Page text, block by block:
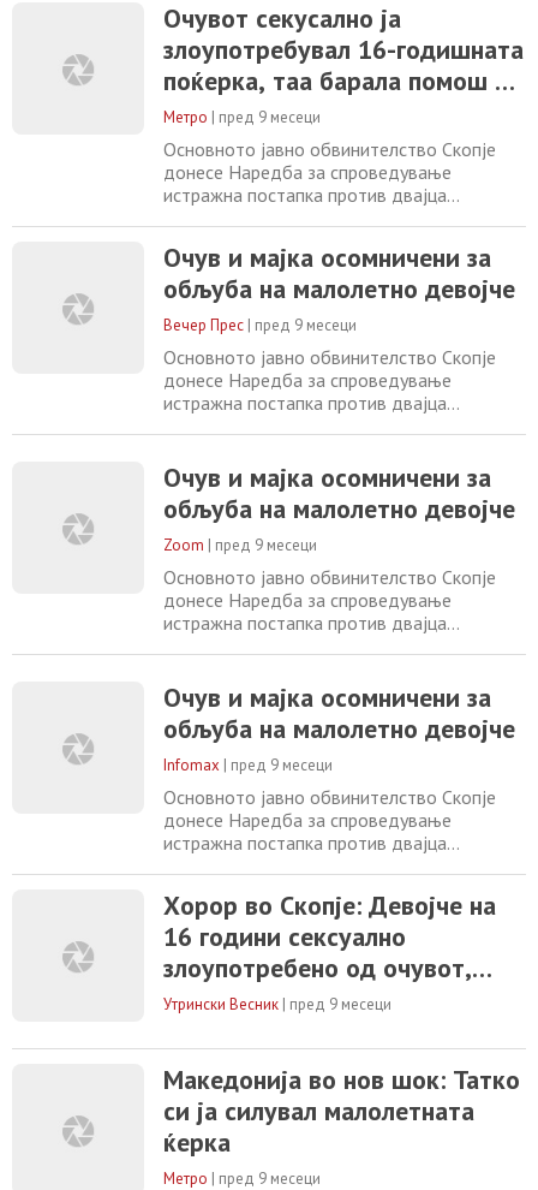
положбат. Осомничениот очув на жртвата
подолг временски период ја
злоупотребувал својата положба и го
наведувал на обљуба и други полови
дејствија девојчето родено 2009
Очувот секусално ја
злоупотребувал 16-годишната
поќерка, таа барала помош од
мајка си која не го пријавила
– ниту спречила
Метро | пред 9 месеци
Основното јавно обвинителство Скопје
донесе Наредба за спроведување
истражна постапка против двајца
подолг временски период ја
злоупотребувал својата положба и го
наведувал на обљуба и други полови
дејствија девојчето родено 2009 година
кое му било доверено на чување и
воспитување
Очув и мајка осомничени за
обљуба на малолетно девојче
Вечер Прес | пред 9 месеци
Основното јавно обвинителство Скопје
донесе Наредба за спроведување
истражна постапка против двајца
на положбата од член 189 став 2 од
Кривичниот законик. Осомничениот очув
на жртвата подолг временски период ја
злоупотребувал својата положба и го
Очув и мајка осомничени за
обљуба на малолетно девојче
Zoom | пред 9 месеци
Основното јавно обвинителство Скопје
донесе Наредба за спроведување
истражна постапка против двајца
подолг временски период ја
злоупотребувал својата положба и го
наведувал на обљуба и други полови
дејствија девојчето родено 2009 година
воспитување
Очув и мајка осомничени за
обљуба на малолетно девојче
Infomax | пред 9 месеци
Основното јавно обвинителство Скопје
донесе Наредба за спроведување
истражна постапка против двајца
подолг временски период ја
злоупотребувал својата положба и го
наведувал на обљуба и други полови
дејствија девојчето родено 2009 година
кое му било доверено на чување и
Хорор во Скопје: Девојче на
16 години сексуално
злоупотребено од очувот,
мајката знаела но не спречила
Утрински Весник | пред 9 месеци
Македонија во нов шок: Татко
си ја силувал малолетната
ќерка
Метро | пред 9 месеци